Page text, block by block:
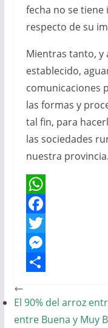
fecha no se
respecto de su
Mientras tanto, y
establecido,
comunicaciones
las formas y
tal fin, para
las sociedades
nuestra provincia.
W
h
a
A
p
F
a
c
b
o
T
w
t
t
M
s
s
h
a
El 90% del arroz
entre Buena y Muy